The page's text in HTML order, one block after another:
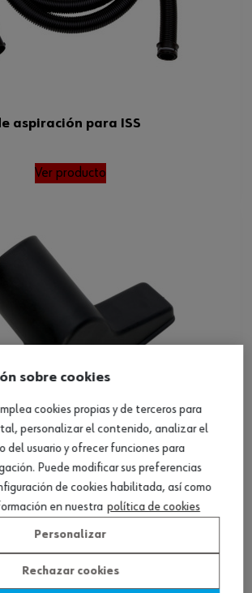
aspiración para ISS
Ver producto
conectable
sobre cookies
cookies propias y de terceros para
personalizar el contenido, analizar el
del usuario y ofrecer funciones para
Puede modificar sus preferencias
de cookies habilitada, así como
en nuestra política de cookies
Personalizar
Rechazar cookies